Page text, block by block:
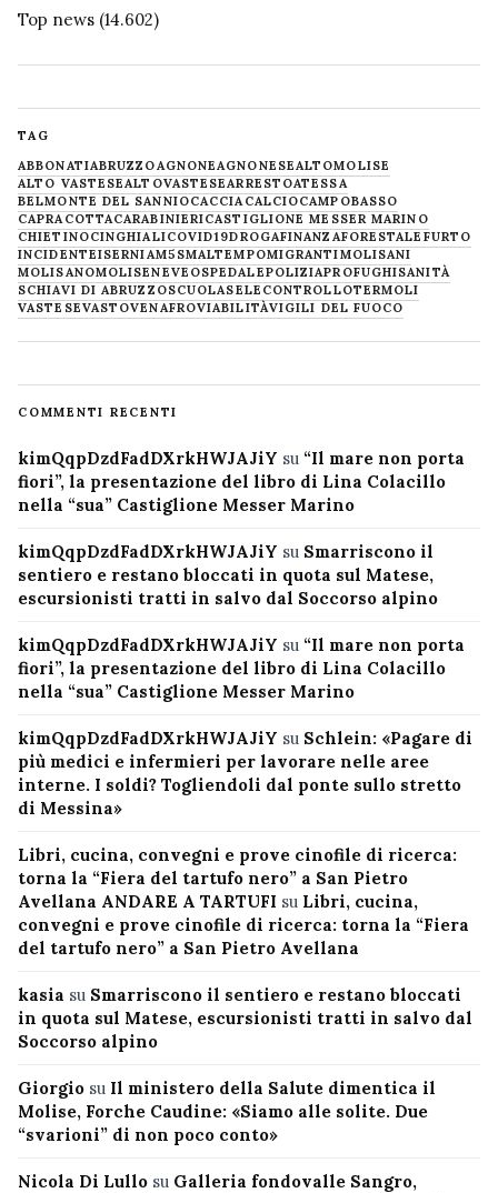
Top news (14.602)
TAG
ABBONATIABRUZZOAGNONEAGNONESEALTOMOLISE
ALTO VASTESEALTOVASTESEARRESTOATESSA
BELMONTE DEL SANNIOCACCIACALCIOCAMPOBASSO
CAPRACOTTACARABINIERICASTIGLIONE MESSER MARINO
CHIETINOCINGHIALICOVID19DROGAFINANZAFORESTALE FURTO
INCIDENTEISERNIAM5SMALTEMPOMIGRANTIMOLISANI
MOLISANOMOLISENEVE OSPEDALEPOLIZIAPROFUGHISANITÀ
SCHIAVI DI ABRUZZOSCUOLASELECONTROLLOTERMOLI
VASTESEVASTOVENAFROVIABILITÀVIGILI DEL FUOCO
COMMENTI RECENTI
kimQqpDzdFadDXrkHWJAJiY su “Il mare non porta
fiori”, la presentazione del libro di Lina Colacillo
nella “sua” Castiglione Messer Marino
kimQqpDzdFadDXrkHWJAJiY su Smarriscono il
sentiero e restano bloccati in quota sul Matese,
escursionisti tratti in salvo dal Soccorso alpino
kimQqpDzdFadDXrkHWJAJiY su “Il mare non porta
fiori”, la presentazione del libro di Lina Colacillo
nella “sua” Castiglione Messer Marino
kimQqpDzdFadDXrkHWJAJiY su Schlein: «Pagare di
più medici e infermieri per lavorare nelle aree
interne. I soldi? Togliendoli dal ponte sullo stretto
di Messina»
Libri, cucina, convegni e prove cinofile di ricerca:
torna la “Fiera del tartufo nero” a San Pietro
Avellana ANDARE A TARTUFI su Libri, cucina,
convegni e prove cinofile di ricerca: torna la “Fiera
del tartufo nero” a San Pietro Avellana
kasia su Smarriscono il sentiero e restano bloccati
in quota sul Matese, escursionisti tratti in salvo dal
Soccorso alpino
Giorgio su Il ministero della Salute dimentica il
Molise, Forche Caudine: «Siamo alle solite. Due
“svarioni” di non poco conto»
Nicola Di Lullo su Galleria fondovalle Sangro,